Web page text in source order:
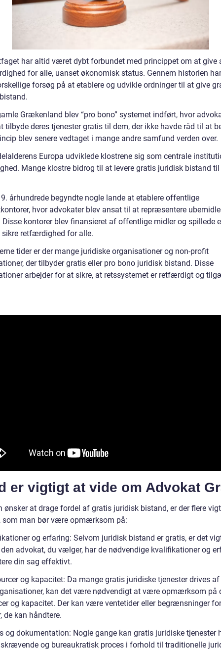
har altid været dybt forbundet med princippet om at give
for alle, uanset økonomisk status. Gennem historien
forsøg på at etablere og udvikle ordninger til at give
Grækenland blev “pro bono” systemet indført, hvor
tilbyde deres tjenester gratis til dem, der ikke havde råd til at
blev senere vedtaget i mange andre samfund verden over.
Europa udviklede klostrene sig som centrale
Mange klostre bidrog til at levere gratis juridisk bistand til
århundrede begyndte nogle lande at etablere offentlige
hvor advokater blev ansat til at repræsentere
Disse kontorer blev finansieret af offentlige midler og spillede
sikre retfærdighed for alle.
tider er der mange juridiske organisationer og non-profit
der tilbyder gratis eller pro bono juridisk bistand. Disse
arbejder for at sikre, at retssystemet er retfærdigt og
er vigtigt at vide om Advokat
ønsker at drage fordel af gratis juridisk bistand, er der flere
som man bør være opmærksom på:
og erfaring: Selvom juridisk bistand er gratis, er det
advokat, du vælger, har de nødvendige kvalifikationer og
din sag effektivt.
og kapacitet: Da mange gratis juridiske tjenester drives af
kan det være nødvendigt at være opmærksom på
og kapacitet. Der kan være ventetider eller begrænsninger
de kan håndtere.
og dokumentation: Nogle gange kan gratis juridiske tjenester
og bureaukratisk proces i forhold til traditionelle